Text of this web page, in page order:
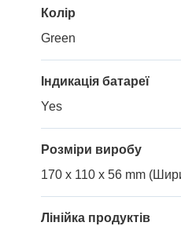
Колір
Green
Індикація батареї
Yes
Розміри виробу
170 x 110 x 56 mm
Лінійка продуктів